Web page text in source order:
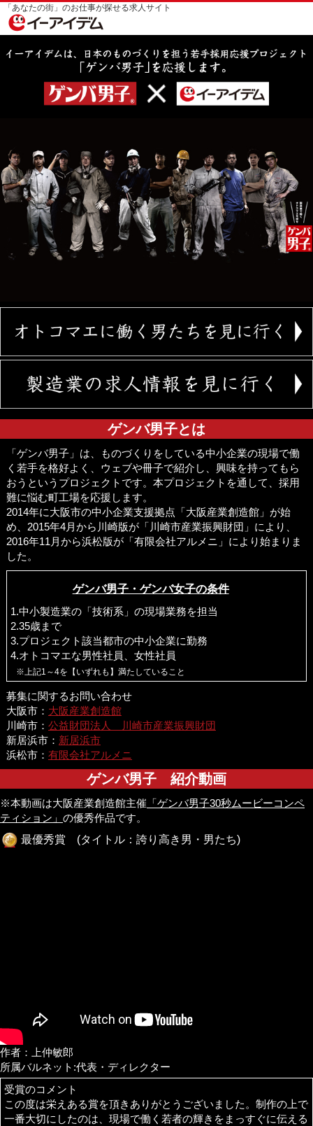
「あなたの街」のお仕事が探せる求人サイト
ゲンバ男子とは
「ゲンバ男子」は、ものづくりをしている中小企業の現場で働
く若手を格好よく、ウェブや冊子で紹介し、興味を持ってもら
おうというプロジェクトです。本プロジェクトを通して、採用
難に悩む町工場を応援します。
2014年に大阪市の中小企業支援拠点「大阪産業創造館」が始
め、2015年4月から川崎版が「川崎市産業振興財団」により、
2016年11月から浜松版が「有限会社アルメニ」により始まりま
した。
ゲンバ男子・ゲンバ女子の条件
1.中小製造業の「技術系」の現場業務を担当
2.35歳まで
3.プロジェクト該当都市の中小企業に勤務
4.オトコマエな男性社員、女性社員
※上記1～4を【いずれも】満たしていること
募集に関するお問い合わせ
大阪市： 大阪産業創造館
川崎市： 公益財団法人 川崎市産業振興財団
新居浜市： 新居浜市
浜松市： 有限会社アルメニ
ゲンバ男子 紹介動画
※本動画は大阪産業創造館主催 「ゲンバ男子30秒ムービーコンペ
ティション」 の優秀作品です。
最優秀賞 (タイトル：誇り高き男・男たち)
作者：上仲敏郎
所属バルネット:代表・ディレクター
受賞のコメント
この度は栄えある賞を頂きありがとうございました。制作の上で
一番大切にしたのは、現場で働く若者の輝きをまっすぐに伝える